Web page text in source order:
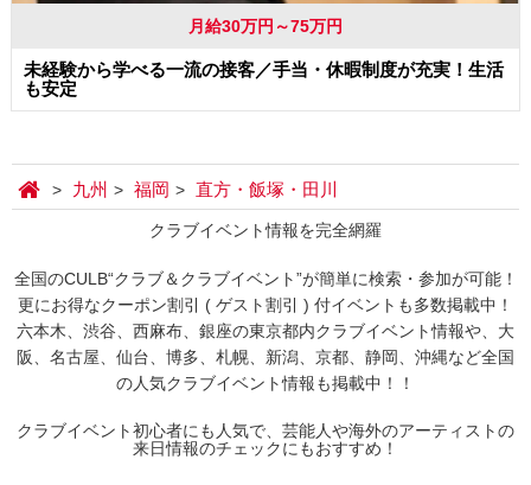
月給30万円～75万円
未経験から学べる一流の接客／手当・休暇制度が充実！生活
も安定
九州 福岡 直方・飯塚・田川
クラブイベント情報を完全網羅
全国のCULB“クラブ＆クラブイベント”が簡単に検索・参加が可能！
更にお得なクーポン割引 ( ゲスト割引 ) 付イベントも多数掲載中！
六本木、渋谷、西麻布、銀座の東京都内クラブイベント情報や、大
阪、名古屋、仙台、博多、札幌、新潟、京都、静岡、沖縄など全国
の人気クラブイベント情報も掲載中！！
クラブイベント初心者にも人気で、芸能人や海外のアーティストの
来日情報のチェックにもおすすめ！